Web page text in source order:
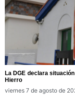
La DGE declara
Hierro
viernes 7 de agosto de